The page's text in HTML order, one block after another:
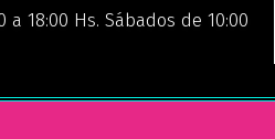
a 18:00 Hs. Sábados de 10:00